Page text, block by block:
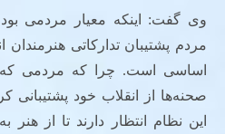
وی گفت: اینکه معیار مردمی
مردم پشتیبان تدارکاتی هنرمندان
اساسی است. چرا که مردمی که
صحنه‌ها از انقلاب خود پشتیبانی
این نظام انتظار دارند تا از